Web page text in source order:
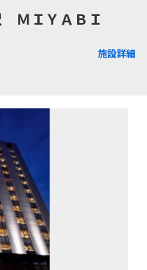
ＭＩＹＡＢＩ
施設詳細